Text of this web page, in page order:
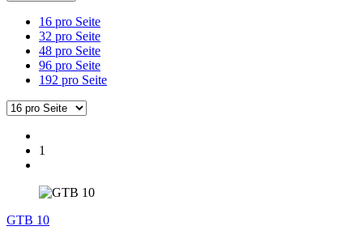
16 pro Seite
32 pro Seite
48 pro Seite
96 pro Seite
192 pro Seite
1
GTB 10